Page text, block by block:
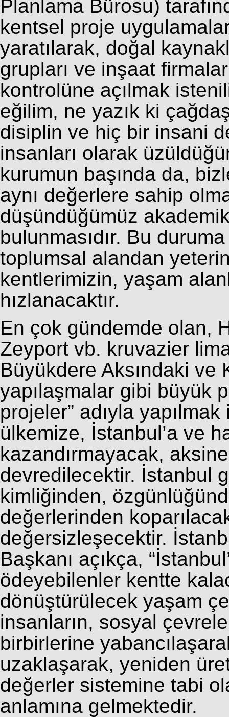
Planlama Bürosu)
kentsel proje
yaratılarak, doğal
grupları ve inşaat
kontrolüne açılmak
eğilim, ne yazık ki
disiplin ve hiç bir insani
insanları olarak
kurumun başında da,
aynı değerlere sahip
düşündüğümüz
bulunmasıdır. Bu
toplumsal alandan
kentlerimizin, yaşam
hızlanacaktır.
En çok gündemde olan,
Zeyport vb. kruvazier
Büyükdere Aksındaki ve
yapılaşmalar gibi büyük
projeler” adıyla
ülkemize, İstanbul’a ve
kazandırmayacak,
devredilecektir. İstanbul
kimliğinden,
değerlerinden
değersizleşecektir.
Başkanı açıkça,
ödeyebilenler kentte
dönüştürülecek yaşam
insanların, sosyal
birbirlerine
uzaklaşarak, yeniden
değerler sistemine tabi
anlamına gelmektedir.